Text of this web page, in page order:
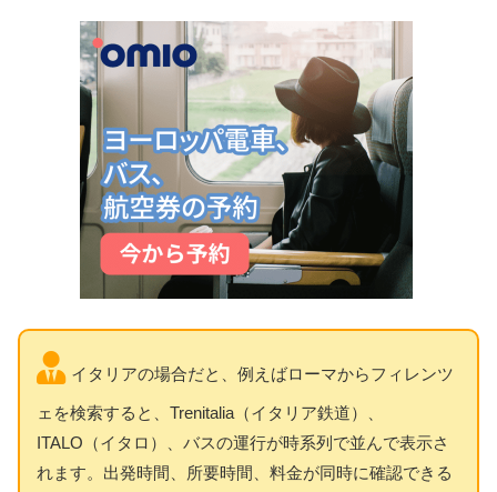
イタリアの場合だと、例えばローマからフィレンツ
ェを検索すると、Trenitalia（イタリア鉄道）、
ITALO（イタロ）、バスの運行が時系列で並んで表示さ
れます。出発時間、所要時間、料金が同時に確認できる